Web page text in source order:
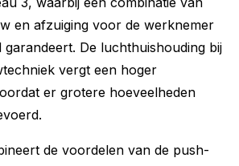
en afzuiging voor de werknemer
garandeert. De luchthuishouding bij
vergt een hoger
er grotere hoeveelheden
de voordelen van de push-